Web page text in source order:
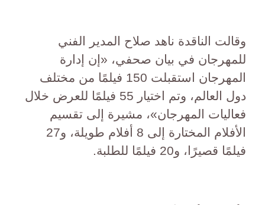
وقالت الناقدة ناهد صلاح المدير الفني
للمهرجان في بيان صحفي، «إن إدارة
المهرجان استقبلت 150 فيلمًا من مختلف
دول العالم، وتم اختيار 55 فيلمًا للعرض خلال
فعاليات المهرجان»، مشيرة إلى تقسيم
الأفلام المختارة إلى 8 أفلام طويلة، و27
فيلمًا قصيرًا، و20 فيلمًا للطلبة.